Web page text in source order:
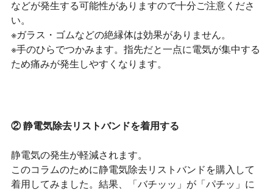
などが発生する可能性がありますので十分ご注意くださ
い。
※ガラス・ゴムなどの絶縁体は効果がありません。
※手のひらでつかみます。指先だと一点に電気が集中する
ため痛みが発生しやすくなります。
② 静電気除去リストバンドを着用する
静電気の発生が軽減されます。
このコラムのために静電気除去リストバンドを購入して
着用してみました。結果、「バチッッ」が「パチッ」に